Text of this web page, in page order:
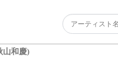
山和慶)